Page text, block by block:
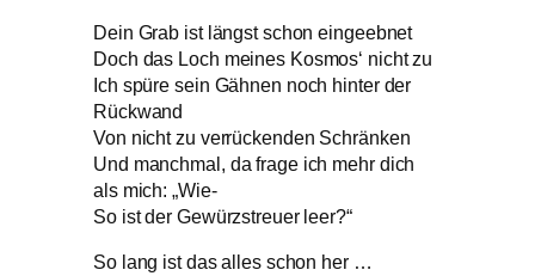
Dein Grab ist längst schon eingeebnet
Doch das Loch meines Kosmos‘ nicht zu
Ich spüre sein Gähnen noch hinter der
Rückwand
Von nicht zu verrückenden Schränken
Und manchmal, da frage ich mehr dich
als mich: „Wie-
So ist der Gewürzstreuer leer?“
So lang ist das alles schon her …